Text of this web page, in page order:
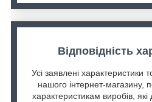
Відповідність
Усі заявлені характеристики
нашого інтернет-магазину,
характеристикам виробів,